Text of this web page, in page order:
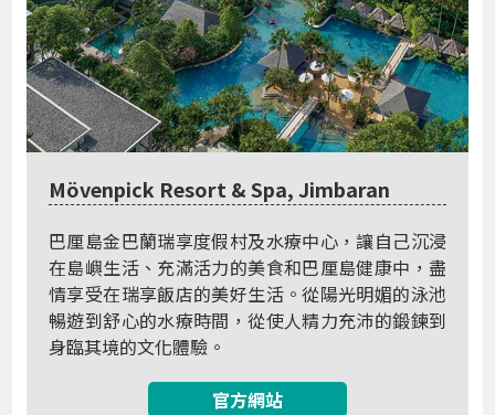
Mövenpick Resort & Spa, Jimbaran
巴厘島金巴蘭瑞享度假村及水療中心，讓自己沉浸
在島嶼生活、充滿活力的美食和巴厘島健康中，盡
情享受在瑞享飯店的美好生活。從陽光明媚的泳池
暢遊到舒心的水療時間，從使人精力充沛的鍛鍊到
身臨其境的文化體驗。
官方網站